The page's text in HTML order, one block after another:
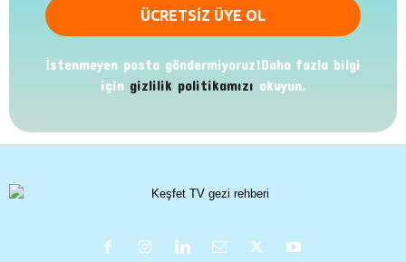
İstenmeyen posta göndermiyoruz!Daha fazla bilgi
için gizlilik politikamızı okuyun.